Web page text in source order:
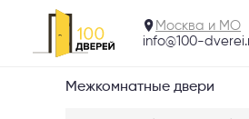
Москва и МО
info@100-
Межкомнатные двери